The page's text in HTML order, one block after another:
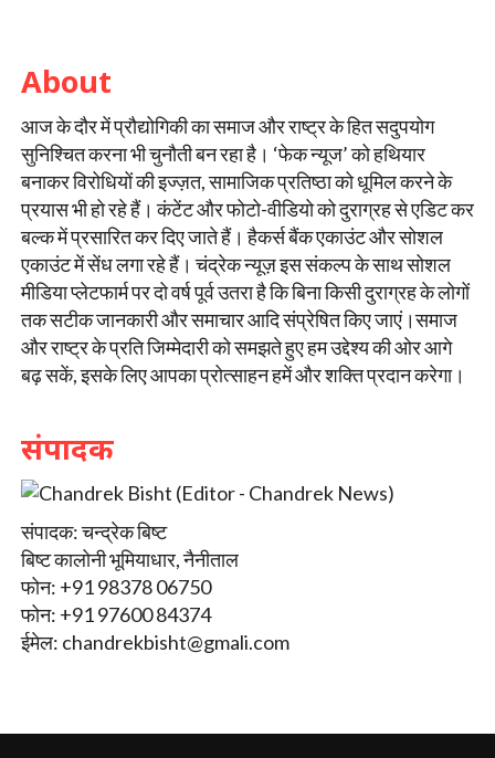
About
आज के दौर में प्रौद्योगिकी का समाज और राष्ट्र के हित सदुपयोग
सुनिश्चित करना भी चुनौती बन रहा है। ‘फेक न्यूज’ को हथियार
बनाकर विरोधियों की इज्ज़त, सामाजिक प्रतिष्ठा को धूमिल करने के
प्रयास भी हो रहे हैं। कंटेंट और फोटो-वीडियो को दुराग्रह से एडिट कर
बल्क में प्रसारित कर दिए जाते हैं। हैकर्स बैंक एकाउंट और सोशल
एकाउंट में सेंध लगा रहे हैं। चंद्रेक न्यूज़ इस संकल्प के साथ सोशल
मीडिया प्लेटफार्म पर दो वर्ष पूर्व उतरा है कि बिना किसी दुराग्रह के लोगों
तक सटीक जानकारी और समाचार आदि संप्रेषित किए जाएं।समाज
और राष्ट्र के प्रति जिम्मेदारी को समझते हुए हम उद्देश्य की ओर आगे
बढ़ सकें, इसके लिए आपका प्रोत्साहन हमें और शक्ति प्रदान करेगा।
संपादक
संपादक: चन्द्रेक बिष्ट
बिष्ट कालोनी भूमियाधार, नैनीताल
फोन: +91 98378 06750
फोन: +91 97600 84374
ईमेल: chandrekbisht@gmali.com